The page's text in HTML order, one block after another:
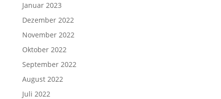
Januar 2023
Dezember 2022
November 2022
Oktober 2022
September 2022
August 2022
Juli 2022